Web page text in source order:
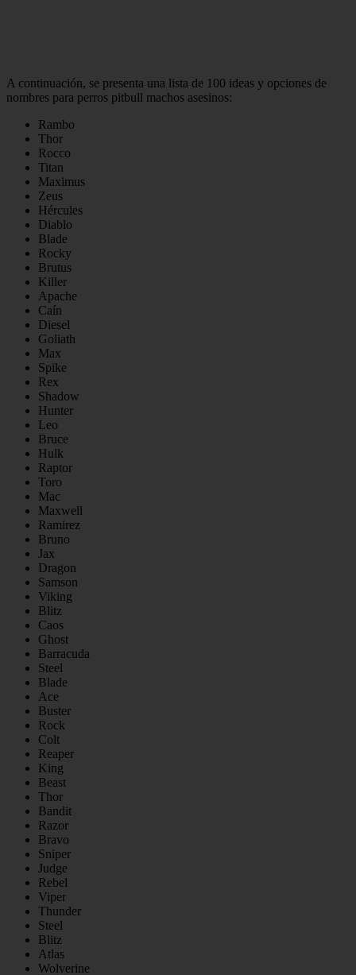
A continuación, se presenta una lista de 100 ideas y opciones de
nombres para perros pitbull machos asesinos:
Rambo
Thor
Rocco
Titan
Maximus
Zeus
Hércules
Diablo
Blade
Rocky
Brutus
Killer
Apache
Caín
Diesel
Goliath
Max
Spike
Rex
Shadow
Hunter
Leo
Bruce
Hulk
Raptor
Toro
Mac
Maxwell
Ramirez
Bruno
Jax
Dragon
Samson
Viking
Blitz
Caos
Ghost
Barracuda
Steel
Blade
Ace
Buster
Rock
Colt
Reaper
King
Beast
Thor
Bandit
Razor
Bravo
Sniper
Judge
Rebel
Viper
Thunder
Steel
Blitz
Atlas
Wolverine